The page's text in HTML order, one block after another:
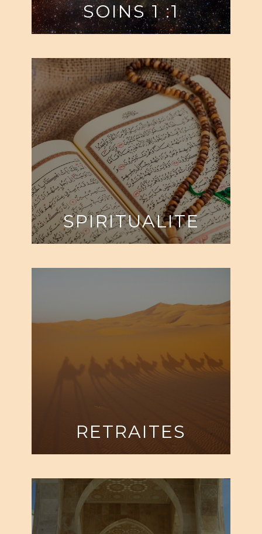
SOINS 1 :1
SPIRITUALITE
RETRAITES